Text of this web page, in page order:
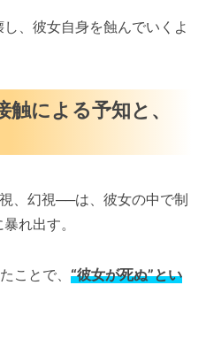
、彼女自身を蝕んでいくよ
による予知と、
、幻視──は、彼女の中で制
れ出す。
ことで、 “彼女が死ぬ”とい